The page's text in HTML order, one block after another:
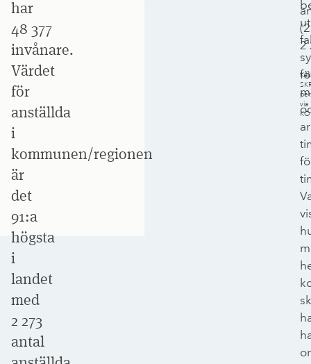
har
48 377
invånare.
Värdet
för
anställda
i
kommunen/regionen
är
det
91:a
högsta
i
landet
med
2 273
antal
(
2
via